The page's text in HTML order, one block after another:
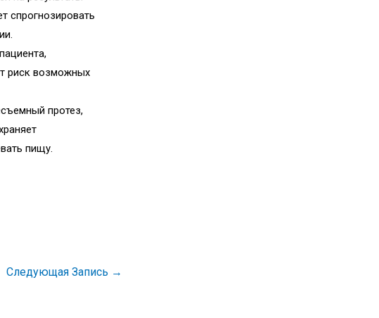
спрогнозировать
риск возможных
протез,
пищу.
Следующая Запись →